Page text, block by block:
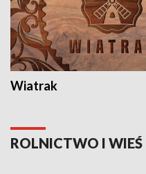
Wiatrak
ROLNICTWO I WIEŚ